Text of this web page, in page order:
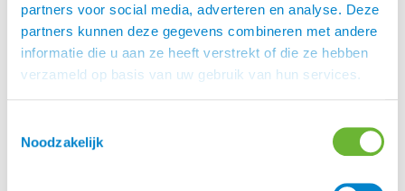
partners voor social media, adverteren en analyse. Deze
partners kunnen deze gegevens combineren met andere
informatie die u aan ze heeft verstrekt of die ze hebben
verzameld op basis van uw gebruik van hun services.
Noodzakelijk
Merk
Karlslund
Maten